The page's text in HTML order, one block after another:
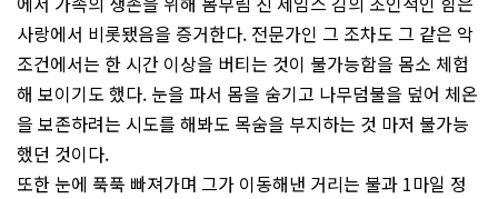
사랑에서 비롯됐음을 증거한다. 전문가인 그 조차도 그 같은 악
조건에서는 한 시간 이상을 버티는 것이 불가능함을 몸소 체험
해 보이기도 했다. 눈을 파서 몸을 숨기고 나무덤불을 덮어 체온
을 보존하려는 시도를 해봐도 목숨을 부지하는 것 마저 불가능
했던 것이다.
또한 눈에 푹푹 빠져가며 그가 이동해낸 거리는 불과 1마일 정